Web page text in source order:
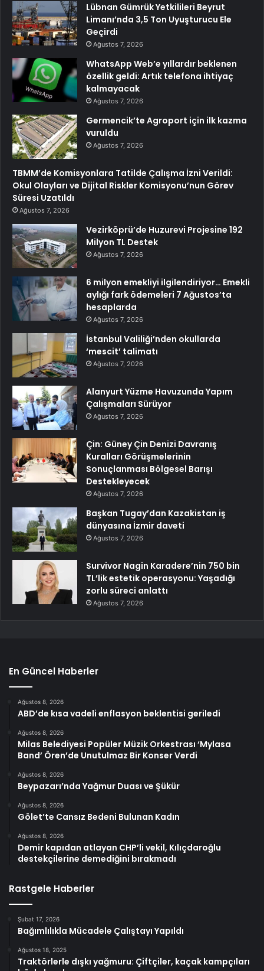
Lübnan Gümrük Yetkilileri Beyrut
Limanı’nda 3,5 Ton Uyuşturucu Ele
Geçirdi
Ağustos 7, 2026
WhatsApp Web’e yıllardır beklenen
özellik geldi: Artık telefona ihtiyaç
kalmayacak
Ağustos 7, 2026
Germencik’te Agroport için ilk kazma
vuruldu
Ağustos 7, 2026
TBMM’de Komisyonlara Tatilde Çalışma İzni Verildi:
Okul Olayları ve Dijital Riskler Komisyonu’nun Görev
Süresi Uzatıldı
Ağustos 7, 2026
Vezirköprü’de Huzurevi Projesine 192
Milyon TL Destek
Ağustos 7, 2026
6 milyon emekliyi ilgilendiriyor… Emekli
aylığı fark ödemeleri 7 Ağustos’ta
hesaplarda
Ağustos 7, 2026
İstanbul Valiliği’nden okullarda
‘mescit’ talimatı
Ağustos 7, 2026
Alanyurt Yüzme Havuzunda Yapım
Çalışmaları Sürüyor
Ağustos 7, 2026
Çin: Güney Çin Denizi Davranış
Kuralları Görüşmelerinin
Sonuçlanması Bölgesel Barışı
Destekleyecek
Ağustos 7, 2026
Başkan Tugay’dan Kazakistan iş
dünyasına İzmir daveti
Ağustos 7, 2026
Survivor Nagin Karadere’nin 750 bin
TL’lik estetik operasyonu: Yaşadığı
zorlu süreci anlattı
Ağustos 7, 2026
En Güncel Haberler
Ağustos 8, 2026
ABD’de kısa vadeli enflasyon beklentisi geriledi
Ağustos 8, 2026
Milas Belediyesi Popüler Müzik Orkestrası ‘Mylasa
Band’ Ören’de Unutulmaz Bir Konser Verdi
Ağustos 8, 2026
Beypazarı’nda Yağmur Duası ve Şükür
Ağustos 8, 2026
Gölet’te Cansız Bedeni Bulunan Kadın
Ağustos 8, 2026
Demir kapıdan atlayan CHP’li vekil, Kılıçdaroğlu
destekçilerine demediğini bırakmadı
Rastgele Haberler
Şubat 17, 2026
Bağımlılıkla Mücadele Çalıştayı Yapıldı
Ağustos 18, 2025
Traktörlerle dışkı yağmuru: Çiftçiler, kaçak kampçıları